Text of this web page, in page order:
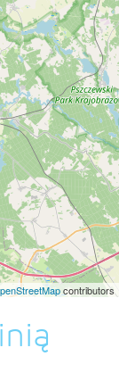
contributors